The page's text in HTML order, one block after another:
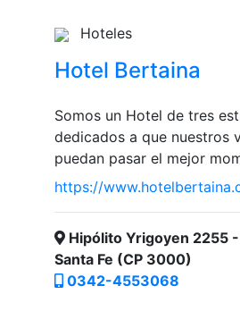
Hoteles
Hotel Bertaina
Somos un Hotel de tres
dedicados a que nuestros
puedan pasar el mejor
https://
Hipólito Yrigoyen 2255 -
Santa Fe (CP 3000)
0342-4553068